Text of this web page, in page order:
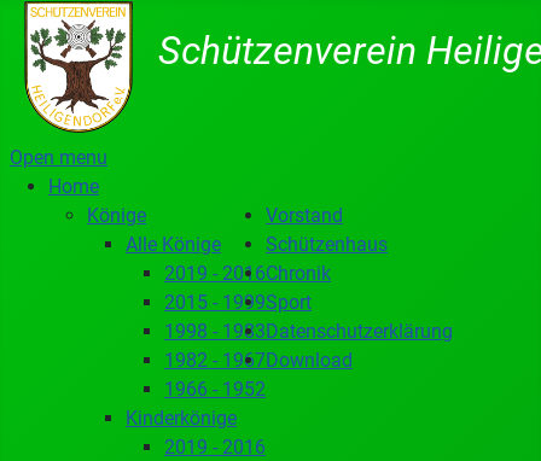
Schützenverein
Open menu
Home
Könige
Alle Könige
2019 - 2016
2015 - 1999
1998 - 1983
1982 - 1967
1966 - 1952
Kinderkönige
2019 - 2016
Vorstand
Schützenhaus
Chronik
Sport
Datenschutzerklärung
Download